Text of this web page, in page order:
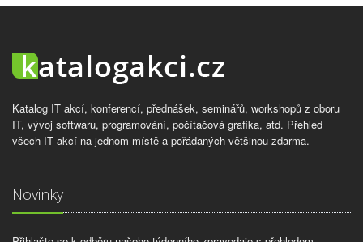
Katalog IT akcí, konferencí, přednášek, seminářů, workshopů z oboru
IT, vývoj softwaru, programování, počítačová grafika, atd. Přehled
všech IT akcí na jednom místě a pořádaných většinou zdarma.
Novinky